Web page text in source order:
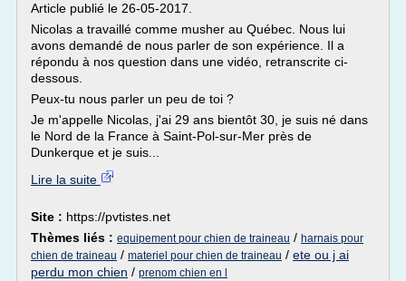
Article publié le 26-05-2017.
Nicolas a travaillé comme musher au Québec. Nous lui
avons demandé de nous parler de son expérience. Il a
répondu à nos question dans une vidéo, retranscrite ci-
dessous.
Peux-tu nous parler un peu de toi ?
Je m'appelle Nicolas, j'ai 29 ans bientôt 30, je suis né dans
le Nord de la France à Saint-Pol-sur-Mer près de
Dunkerque et je suis...
Lire la suite
Site : https://pvtistes.net
Thèmes liés : equipement pour chien de traineau / harnais pour
chien de traineau / materiel pour chien de traineau / ete ou j ai
perdu mon chien / prenom chien en l